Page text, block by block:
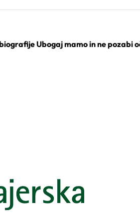
Ubogaj mamo in ne pozabi